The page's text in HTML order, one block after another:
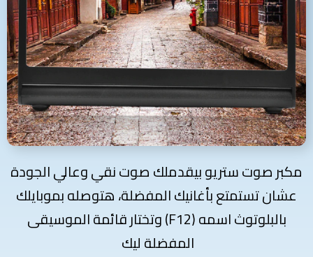
مكبر صوت ستريو بيقدملك صوت نقي وعالي الجودة
عشان تستمتع بأغانيك المفضلة، هتوصله بموبايلك
بالبلوتوث اسمه (F12) وتختار قائمة الموسيقى
المفضلة ليك